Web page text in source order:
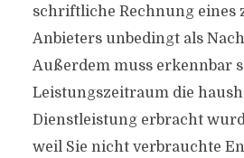
schriftliche Rechnung eines
Anbieters unbedingt als
Außerdem muss erkennbar
Leistungszeitraum die
Dienstleistung erbracht
weil Sie nicht verbrauchte